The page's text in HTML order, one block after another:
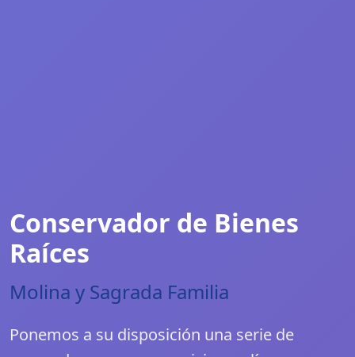
Conservador de Bienes
Raíces
Molina y Sagrada Familia
Ponemos a su disposición una serie de